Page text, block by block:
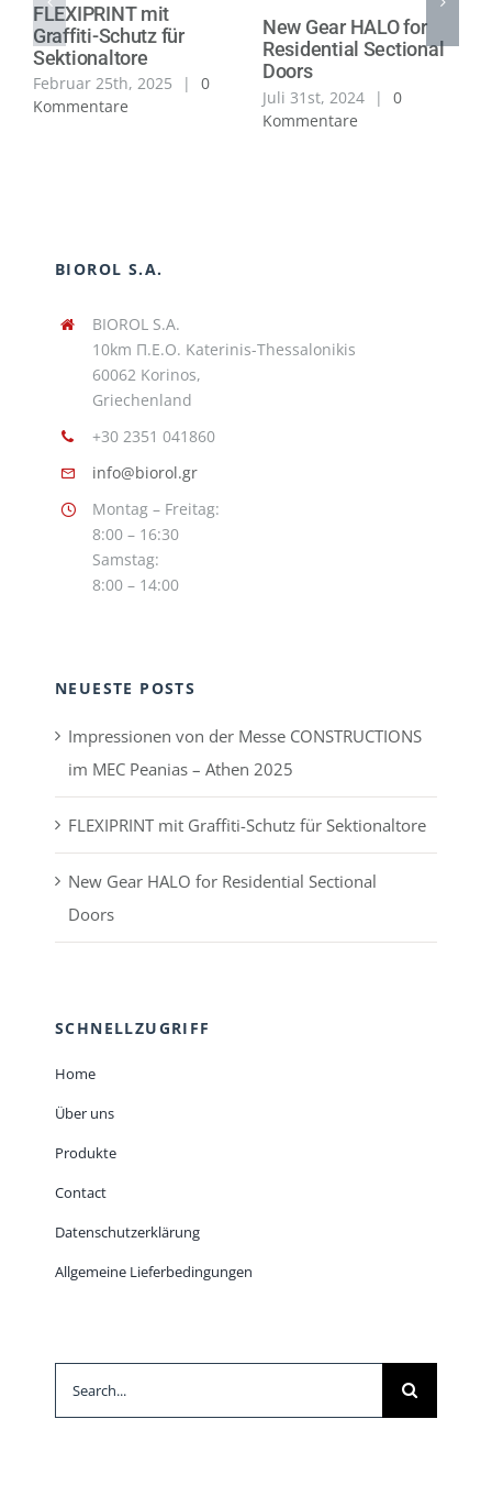
FLEXIPRINT mit
Graffiti-Schutz für
Sektionaltore
Februar 25th, 2025 |
0
Kommentare
New Gear HALO for
Residential Sectional
Doors
Juli 31st, 2024 |
0
Kommentare
BIOROL S.A.
BIOROL S.A.
10km Π.Ε.Ο. Katerinis-Thessalonikis
60062 Korinos,
Griechenland
+30 2351 041860
info@biorol.gr
Montag – Freitag:
8:00 – 16:30
Samstag:
8:00 – 14:00
NEUESTE POSTS
Impressionen von der Messe CONSTRUCTIONS
im MEC Peanias – Athen 2025
FLEXIPRINT mit Graffiti-Schutz für Sektionaltore
New Gear HALO for Residential Sectional
Doors
SCHNELLZUGRIFF
Home
Über uns
Produkte
Contact
Datenschutzerklärung
Allgemeine Lieferbedingungen